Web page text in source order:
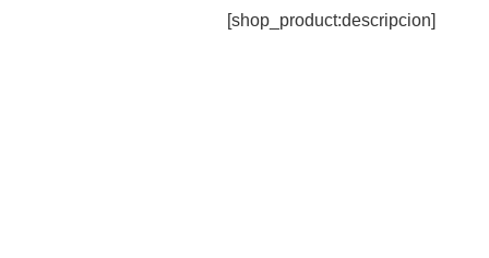
[shop_product:descripcion]